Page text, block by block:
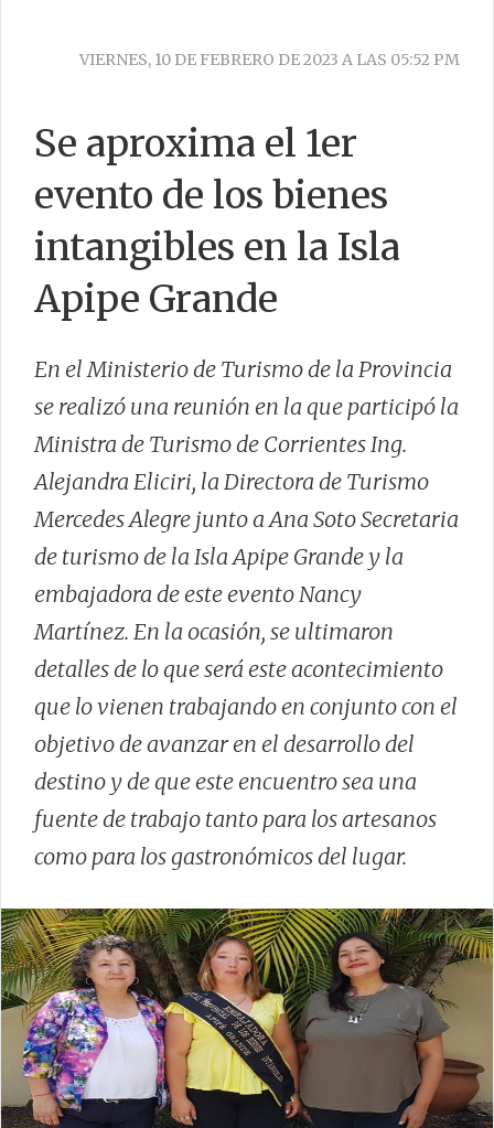
DATOS ÚTILES
VIERNES, 10 DE FEBRERO DE 2023 A LAS 05:52 PM
Se aproxima el 1er
evento de los bienes
intangibles en la Isla
Apipe Grande
En el Ministerio de Turismo de la Provincia
se realizó una reunión en la que participó la
Ministra de Turismo de Corrientes Ing.
Alejandra Eliciri, la Directora de Turismo
Mercedes Alegre junto a Ana Soto Secretaria
de turismo de la Isla Apipe Grande y la
embajadora de este evento Nancy
Martínez. En la ocasión, se ultimaron
detalles de lo que será este acontecimiento
que lo vienen trabajando en conjunto con el
objetivo de avanzar en el desarrollo del
destino y de que este encuentro sea una
fuente de trabajo tanto para los artesanos
como para los gastronómicos del lugar.